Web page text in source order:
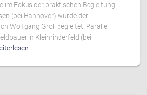
im Fokus der praktischen Begleitung
(bei Hannover) wurde der
Wolfgang Gröll begleitet. Parallel
in Kleinrinderfeld (bei